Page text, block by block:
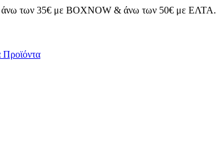
άνω των 35€ με BOXNOW & άνω των 50€ με ΕΛΤΑ.